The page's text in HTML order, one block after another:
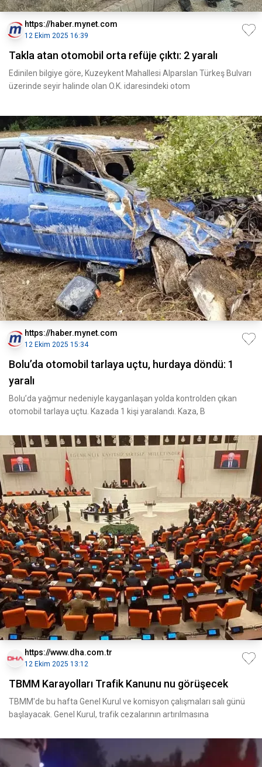
https://haber.mynet.com
12 Ekim 2025 16:39
Takla atan otomobil orta refüje çıktı: 2 yaralı
Edinilen bilgiye göre, Kuzeykent Mahallesi Alparslan Türkeş Bulvarı
üzerinde seyir halinde olan O.K. idaresindeki otom
https://haber.mynet.com
12 Ekim 2025 15:34
Bolu’da otomobil tarlaya uçtu, hurdaya döndü: 1
yaralı
Bolu’da yağmur nedeniyle kayganlaşan yolda kontrolden çıkan
otomobil tarlaya uçtu. Kazada 1 kişi yaralandı. Kaza, B
https://www.dha.com.tr
12 Ekim 2025 13:12
TBMM Karayolları Trafik Kanunu nu görüşecek
TBMM'de bu hafta Genel Kurul ve komisyon çalışmaları salı günü
başlayacak. Genel Kurul, trafik cezalarının artırılmasına